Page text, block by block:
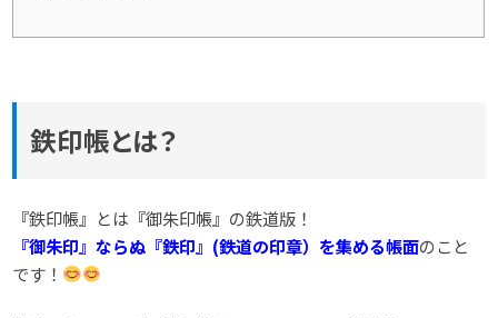
鉄印帳とは？
『鉄印帳』とは『御朱印帳』の鉄道版！
『御朱印』ならぬ『鉄印』(鉄道の印章）を集める帳面のこと
です！